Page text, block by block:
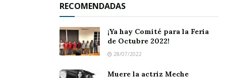
RECOMENDADAS
¡Ya hay Comité para la Feria
de Octubre 2022!
28/07/2022
Muere la actriz Meche